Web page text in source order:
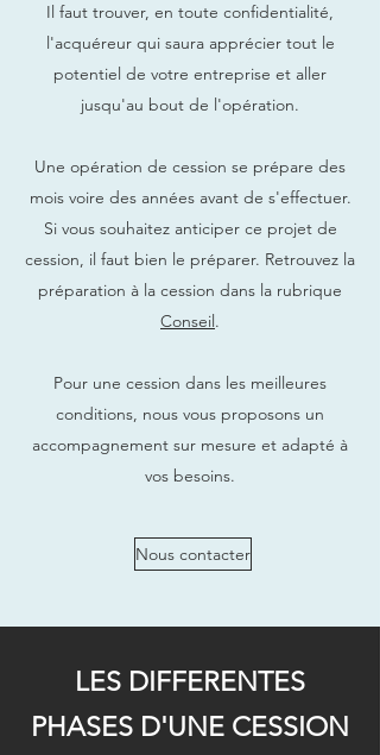
Il faut trouver, en toute confidentialité,
l'acquéreur qui saura apprécier tout le
potentiel de votre entreprise et aller
jusqu'au bout de l'opération.
Une opération de cession se prépare des
mois voire des années avant de s'effectuer.
Si vous souhaitez anticiper ce projet de
cession, il faut bien le préparer. Retrouvez la
préparation à la cession dans la rubrique
Conseil.
Pour une cession dans les meilleures
conditions, nous vous proposons un
accompagnement sur mesure et adapté à
vos besoins.
Nous contacter
LES DIFFERENTES
PHASES D'UNE CESSION